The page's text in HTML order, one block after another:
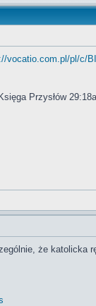
vocatio.com.pl/pl/c/
Przysłów 29:18a
że katolicka